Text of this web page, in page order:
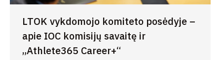
LTOK vykdomojo komiteto posėdyje –
apie IOC komisijų savaitę ir
„Athlete365 Career+“